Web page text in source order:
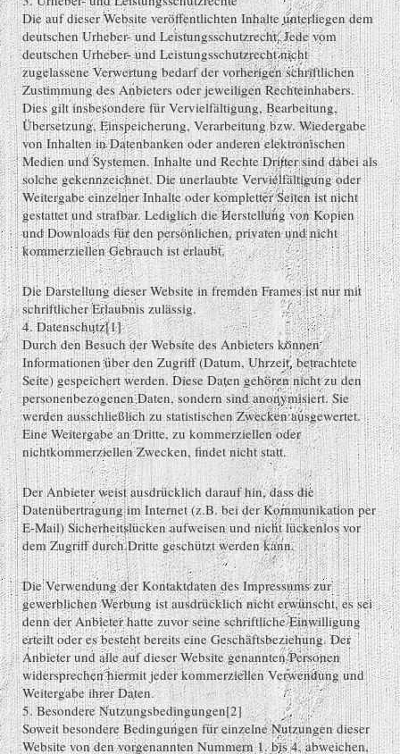
Die auf dieser Website veröffentlichten Inhalte unterliegen dem
deutschen Urheber- und Leistungsschutzrecht. Jede vom
deutschen Urheber- und Leistungsschutzrecht nicht
zugelassene Verwertung bedarf der vorherigen schriftlichen
Zustimmung des Anbieters oder jeweiligen Rechteinhabers.
Dies gilt insbesondere für Vervielfältigung, Bearbeitung,
Übersetzung, Einspeicherung, Verarbeitung bzw. Wiedergabe
von Inhalten in Datenbanken oder anderen elektronischen
Medien und Systemen. Inhalte und Rechte Dritter sind dabei als
solche gekennzeichnet. Die unerlaubte Vervielfältigung oder
Weitergabe einzelner Inhalte oder kompletter Seiten ist nicht
gestattet und strafbar. Lediglich die Herstellung von Kopien
und Downloads für den persönlichen, privaten und nicht
kommerziellen Gebrauch ist erlaubt.
Die Darstellung dieser Website in fremden Frames ist nur mit
schriftlicher Erlaubnis zulässig.
4. Datenschutz[1]
Durch den Besuch der Website des Anbieters können
Informationen über den Zugriff (Datum, Uhrzeit, betrachtete
Seite) gespeichert werden. Diese Daten gehören nicht zu den
personenbezogenen Daten, sondern sind anonymisiert. Sie
werden ausschließlich zu statistischen Zwecken ausgewertet.
Eine Weitergabe an Dritte, zu kommerziellen oder
nichtkommerziellen Zwecken, findet nicht statt.
Der Anbieter weist ausdrücklich darauf hin, dass die
Datenübertragung im Internet (z.B. bei der Kommunikation per
E-Mail) Sicherheitslücken aufweisen und nicht lückenlos vor
dem Zugriff durch Dritte geschützt werden kann.
Die Verwendung der Kontaktdaten des Impressums zur
gewerblichen Werbung ist ausdrücklich nicht erwünscht, es sei
denn der Anbieter hatte zuvor seine schriftliche Einwilligung
erteilt oder es besteht bereits eine Geschäftsbeziehung. Der
Anbieter und alle auf dieser Website genannten Personen
widersprechen hiermit jeder kommerziellen Verwendung und
Weitergabe ihrer Daten.
5. Besondere Nutzungsbedingungen[2]
Soweit besondere Bedingungen für einzelne Nutzungen dieser
Website von den vorgenannten Nummern 1. bis 4. abweichen,